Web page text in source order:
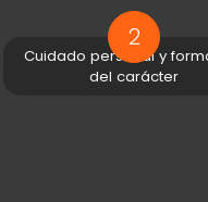
Cuidado personal y
del carácter
2